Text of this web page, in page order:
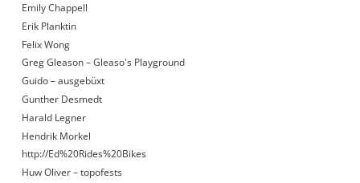
Emily Chappell
Erik Planktin
Felix Wong
Greg Gleason – Gleaso's Playground
Guido – ausgebüxt
Gunther Desmedt
Harald Legner
Hendrik Morkel
http://Ed%20Rides%20Bikes
Huw Oliver – topofests